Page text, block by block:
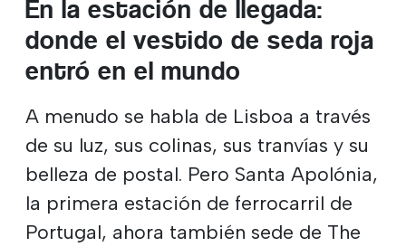
En la estación de llegada:
donde el vestido de seda roja
entró en el mundo
A menudo se habla de Lisboa a través
de su luz, sus colinas, sus tranvías y su
belleza de postal. Pero Santa Apolónia,
la primera estación de ferrocarril de
Portugal, ahora también sede de The